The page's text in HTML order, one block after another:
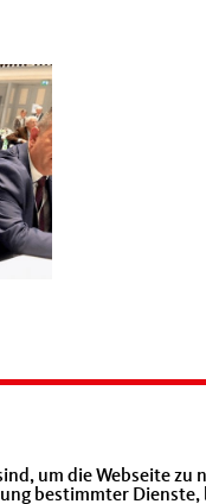
um die Webseite
bestimmter